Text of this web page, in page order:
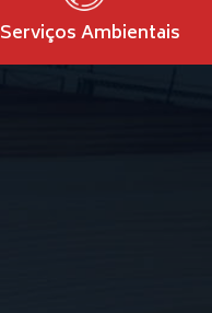
Serviços Ambientais